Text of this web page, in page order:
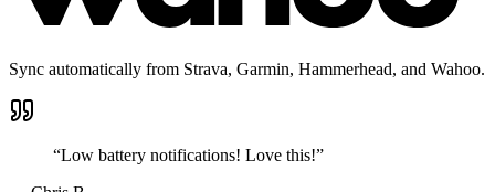
Sync automatically from Strava, Garmin, Hammerhead, and Wahoo.
“Low battery notifications! Love this!”